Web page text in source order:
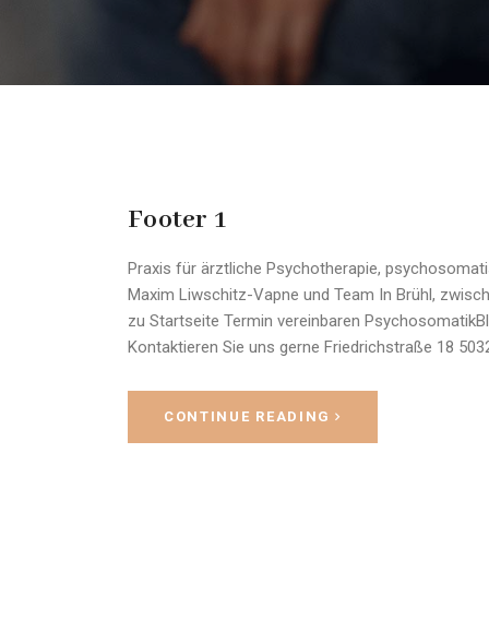
Footer 1
Praxis für ärztliche Psychotherapie,
Maxim Liwschitz-Vapne und Team In Brühl,
zu Startseite Termin vereinbaren
Kontaktieren Sie uns gerne Friedrichstraße 18
CONTINUE READING